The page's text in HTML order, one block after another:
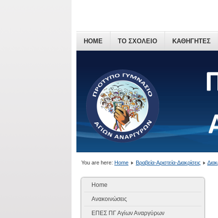
HOME ΤΟ ΣΧΟΛΕΙΟ ΚΑΘΗΓΗΤΕΣ
You are here: Home Βραβεία-Αριστεία-Διακρίσεις
Home
Ανακοινώσεις
ΕΠΕΣ ΠΓ Αγίων Αναργύρων